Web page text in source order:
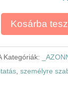
Kosárba
Kategóriák:
,személyre